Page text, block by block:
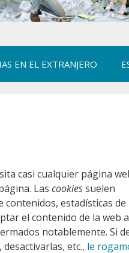
EN EL EXTRANJERO
casi cualquier página
Las cookiessuelen
estadísticas de
el contenido de la web
notablemente. Si
etc., le